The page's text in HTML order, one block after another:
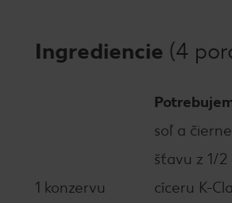
Ingrediencie (4
soľ a
šťavu z 1/
1 konzervu
cíceru K-